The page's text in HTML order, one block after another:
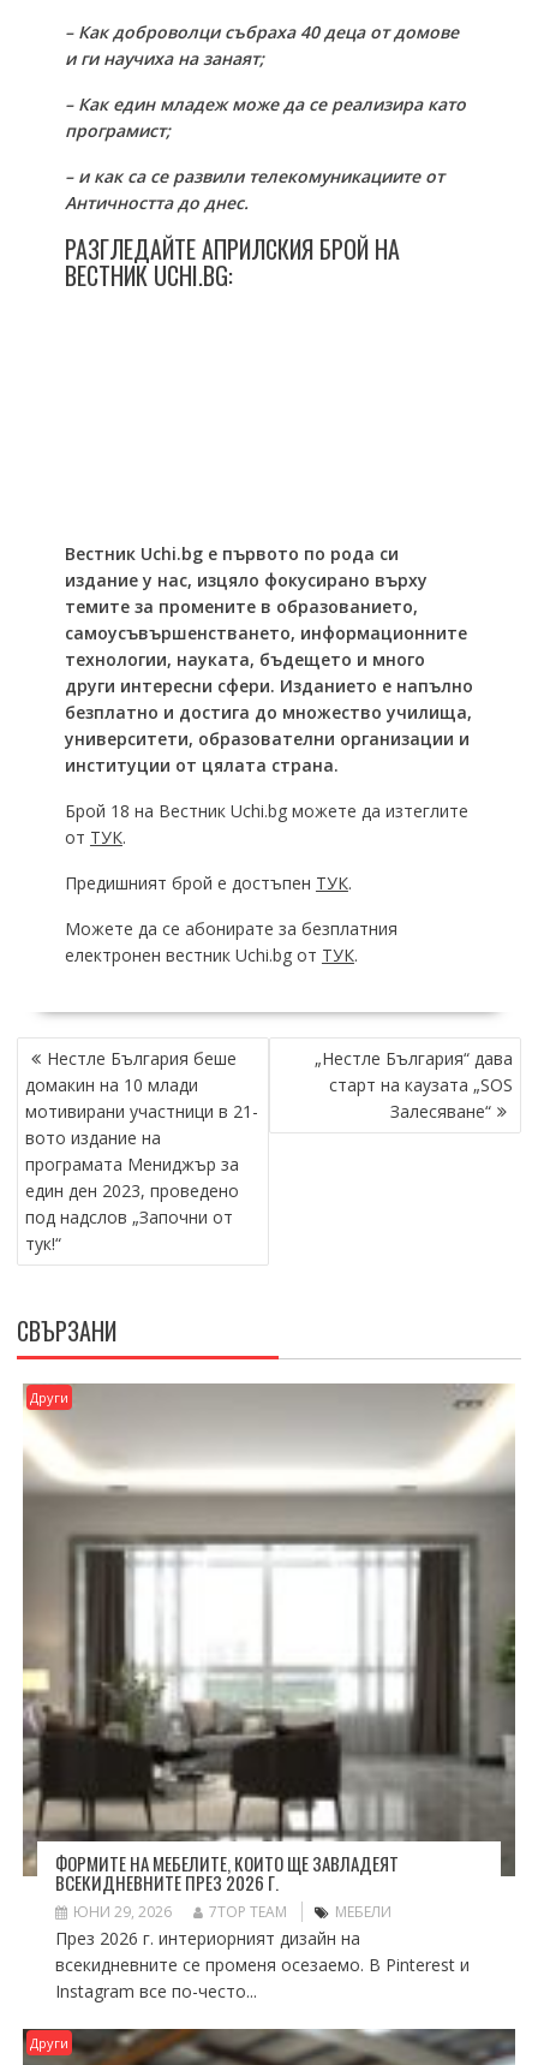
– Как доброволци събраха 40 деца от домове
и ги научиха на занаят;
– Как един младеж може да се реализира като
програмист;
– и как са се развили телекомуникациите от
Античността до днес.
РАЗГЛЕДАЙТЕ АПРИЛСКИЯ БРОЙ НА
ВЕСТНИК UCHI.BG:
Вестник Uchi.bg e първото по рода си
издание у нас, изцяло фокусирано върху
темите за промените в образованието,
самоусъвършенстването, информационните
технологии, науката, бъдещето и много
други интересни сфери. Изданието е напълно
безплатно и достига до множество училища,
университети, образователни организации и
институции от цялата страна.
Брой 18 на Вестник Uchi.bg можете да изтеглите
от ТУК.
Предишният брой е достъпен ТУК.
Можете да се абонирате за безплатния
електронен вестник Uchi.bg от ТУК.
НАВИГАЦИЯ
Нестле България беше
домакин на 10 млади
мотивирани участници в 21-
вото издание на
програмата Мениджър за
един ден 2023, проведено
под надслов „Започни от
тук!“
„Нестле България“ дава
старт на каузата „SOS
Залесяване“
СВЪРЗАНИ
Други
ФОРМИТЕ НА МЕБЕЛИТЕ, КОИТО ЩЕ ЗАВЛАДЕЯТ
ВСЕКИДНЕВНИТЕ ПРЕЗ 2026 Г.
ЮНИ 29, 2026 7TOP TEAM МЕБЕЛИ
През 2026 г. интериорният дизайн на
всекидневните се променя осезаемо. В Pinterest и
Instagram все по-често...
Други